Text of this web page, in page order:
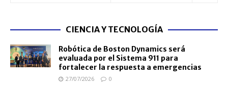
CIENCIA Y TECNOLOGÍA
Robótica de Boston Dynamics será
evaluada por el Sistema 911 para
fortalecer la respuesta a emergencias
27/07/2026 0